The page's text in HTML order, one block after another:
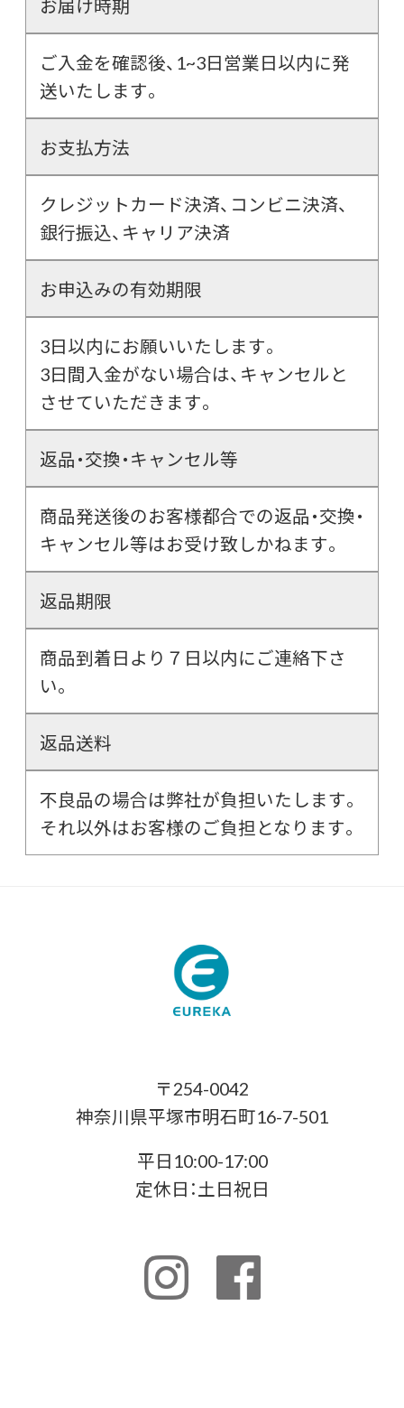
ご入金を確認後、1~3日営業日以内に発
送いたします。
お支払方法
クレジットカード決済、コンビニ決済、
銀行振込、キャリア決済
お申込みの有効期限
3日以内にお願いいたします。
3日間入金がない場合は、キャンセルと
させていただきます。
返品・交換・キャンセル等
商品発送後のお客様都合での返品・交換・
キャンセル等はお受け致しかねます。
返品期限
商品到着日より７日以内にご連絡下さ
い。
返品送料
不良品の場合は弊社が負担いたします。
それ以外はお客様のご負担となります。
〒254-0042
神奈川県平塚市明石町16-7-501
平日10:00-17:00
定休日：土日祝日